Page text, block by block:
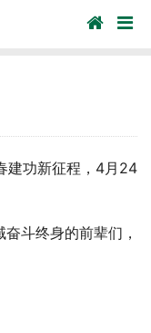
建功新征程，4月24
斗终身的前辈们，